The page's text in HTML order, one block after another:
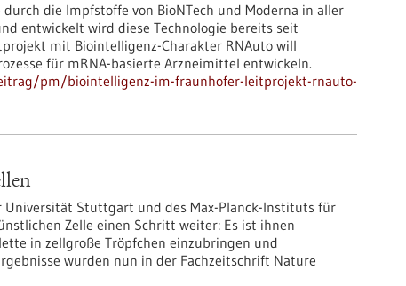
die Impfstoffe von BioNTech und Moderna in aller
entwickelt wird diese Technologie bereits seit
mit Biointelligenz-Charakter RNAuto will
für mRNA-basierte Arzneimittel entwickeln.
pm/biointelligenz-im-fraunhofer-leitprojekt-rnauto-
Universität Stuttgart und des Max-Planck-Instituts für
Zelle einen Schritt weiter: Es ist ihnen
in zellgroße Tröpfchen einzubringen und
wurden nun in der Fachzeitschrift Nature